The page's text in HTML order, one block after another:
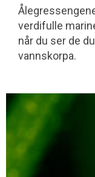
verdifulle
når du ser de
vannskorpa.